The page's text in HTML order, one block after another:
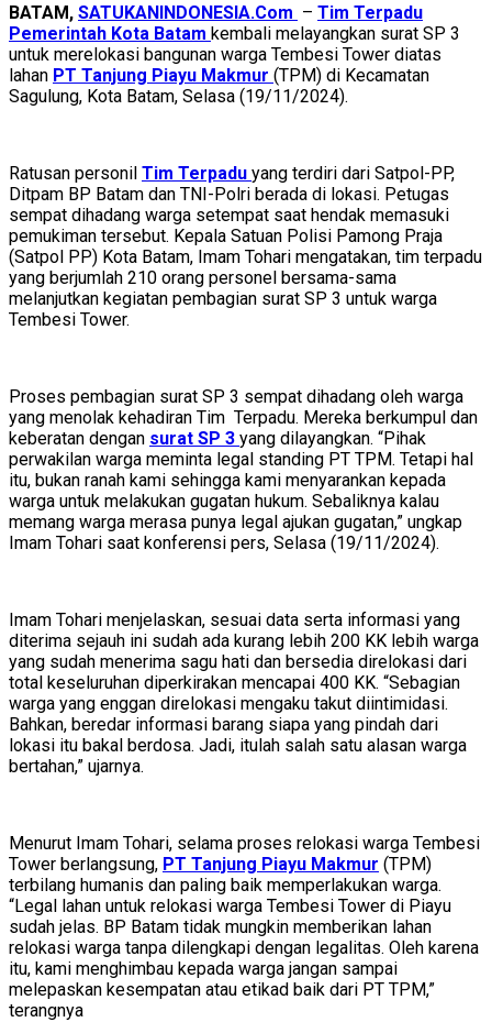
BATAM, SATUKANINDONESIA.Com – Tim Terpadu
Pemerintah Kota Batam kembali melayangkan surat SP 3
untuk merelokasi bangunan warga Tembesi Tower diatas
lahan PT Tanjung Piayu Makmur (TPM) di Kecamatan
Sagulung, Kota Batam, Selasa (19/11/2024).
Ratusan personil Tim Terpadu yang terdiri dari Satpol-PP,
Ditpam BP Batam dan TNI-Polri berada di lokasi. Petugas
sempat dihadang warga setempat saat hendak memasuki
pemukiman tersebut. Kepala Satuan Polisi Pamong Praja
(Satpol PP) Kota Batam, Imam Tohari mengatakan, tim terpadu
yang berjumlah 210 orang personel bersama-sama
melanjutkan kegiatan pembagian surat SP 3 untuk warga
Tembesi Tower.
Proses pembagian surat SP 3 sempat dihadang oleh warga
yang menolak kehadiran Tim Terpadu. Mereka berkumpul dan
keberatan dengan surat SP 3 yang dilayangkan. “Pihak
perwakilan warga meminta legal standing PT TPM. Tetapi hal
itu, bukan ranah kami sehingga kami menyarankan kepada
warga untuk melakukan gugatan hukum. Sebaliknya kalau
memang warga merasa punya legal ajukan gugatan,” ungkap
Imam Tohari saat konferensi pers, Selasa (19/11/2024).
Imam Tohari menjelaskan, sesuai data serta informasi yang
diterima sejauh ini sudah ada kurang lebih 200 KK lebih warga
yang sudah menerima sagu hati dan bersedia direlokasi dari
total keseluruhan diperkirakan mencapai 400 KK. “Sebagian
warga yang enggan direlokasi mengaku takut diintimidasi.
Bahkan, beredar informasi barang siapa yang pindah dari
lokasi itu bakal berdosa. Jadi, itulah salah satu alasan warga
bertahan,” ujarnya.
Menurut Imam Tohari, selama proses relokasi warga Tembesi
Tower berlangsung, PT Tanjung Piayu Makmur (TPM)
terbilang humanis dan paling baik memperlakukan warga.
“Legal lahan untuk relokasi warga Tembesi Tower di Piayu
sudah jelas. BP Batam tidak mungkin memberikan lahan
relokasi warga tanpa dilengkapi dengan legalitas. Oleh karena
itu, kami menghimbau kepada warga jangan sampai
melepaskan kesempatan atau etikad baik dari PT TPM,”
terangnya